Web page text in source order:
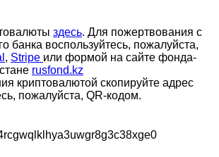
здесь. Для пожертвования с
банка воспользуйтесь, пожалуйста,
, Stripe или формой на сайте фонда-
rusfond.kz
криптовалютой скопируйте адрес
пожалуйста, QR-кодом.